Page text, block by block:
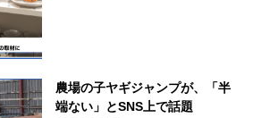
農場の子ヤギジャンプが、「半
端ない」とSNS上で話題